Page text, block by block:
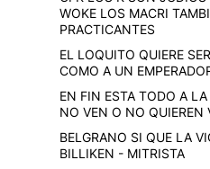
WOKE LOS MACRI
PRACTICANTES
EL LOQUITO QUIERE
COMO A UN
EN FIN ESTA TODO A
NO VEN O NO QUIEREN
BELGRANO SI QUE LA
BILLIKEN - MITRISTA